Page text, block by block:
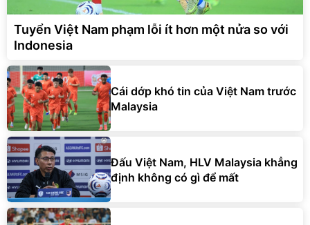
Tuyển Việt Nam phạm lỗi ít hơn một nửa so với
Indonesia
Cái dớp khó tin của Việt Nam trước
Malaysia
Đấu Việt Nam, HLV Malaysia khẳng
định không có gì để mất